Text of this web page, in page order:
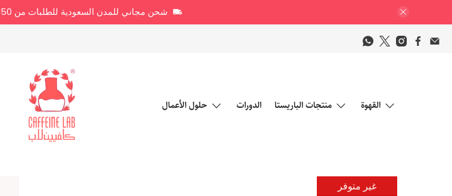
شحن مجاني للمدن السعودية للطلبات من 350 ريال سعودي
القهوة منتجات الباريستا الدورات حلول الأعمال
غير متوفر